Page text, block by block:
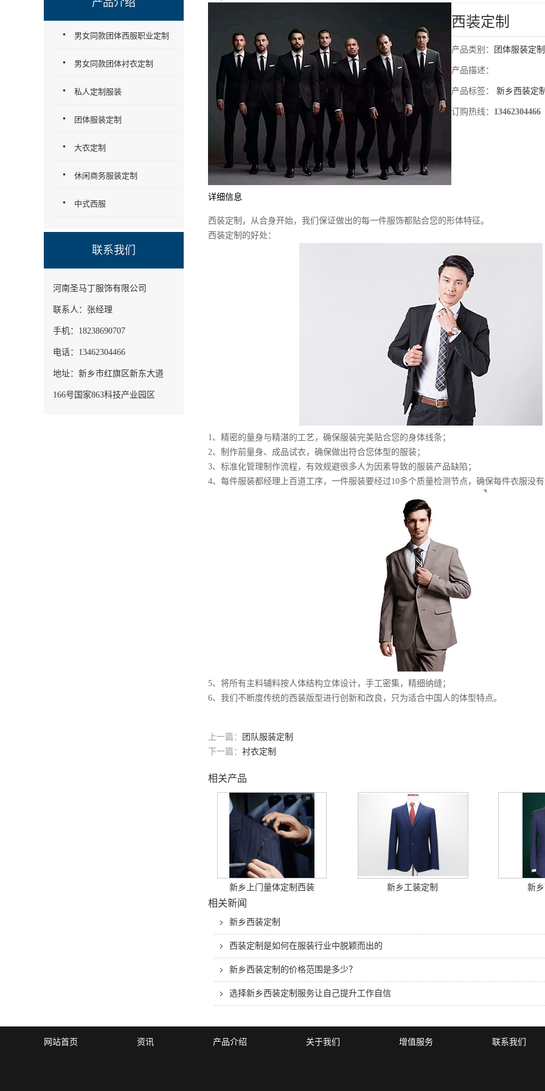
西装定制
产品类别： 团体服装定制
产品描述：
产品标签： 新乡西装定制
订购热线： 13462304466
详细信息
西装定制，从合身开始，我们保证做出的每一件服饰都贴合您的形体特征。
西装定制的好处：
1、精密的量身与精湛的工艺，确保服装完美贴合您的身体线条；
2、制作前量身、成品试衣，确保做出符合您体型的服装；
3、标准化管理制作流程，有效规避很多人为因素导致的服装产品缺陷；
4、每件服装都经理上百道工序，一件服装要经过10多个质量检测节点，确保每件衣服没有
5、将所有主料辅料按人体结构立体设计，手工密集，精细纳缝；
6、我们不断度传统的西装版型进行创新和改良，只为适合中国人的体型特点。
上一篇：
团队服装定制
下一篇： 衬衣定制
相关产品
新乡上门量体定制西装 新乡工装定制 新
相关新闻
新乡西装定制
西装定制是如何在服装行业中脱颖而出的
新乡西装定制的价格范围是多少？
选择新乡西装定制服务让自己提升工作自信
产品介绍
男女同款团体西服职业定制
男女同款团体衬衣定制
私人定制服装
团体服装定制
大衣定制
休闲商务服装定制
中式西服
联系我们
河南圣马丁服饰有限公司
联系人：张经理
手机：18238690707
电话：13462304466
地址：新乡市红旗区新东大道
166号国家863科技产业园区
网站首页 资讯 产品介绍 关于我们 增值服务 联系我们